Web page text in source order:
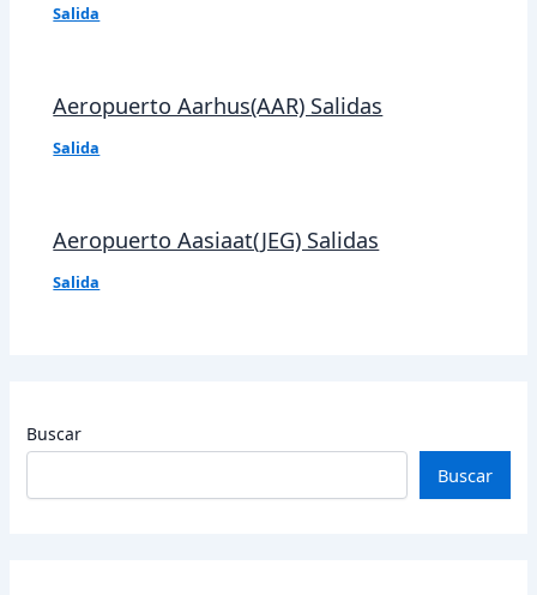
Salida
Aeropuerto Aarhus(AAR) Salidas
Salida
Aeropuerto Aasiaat(JEG) Salidas
Salida
Buscar
Buscar